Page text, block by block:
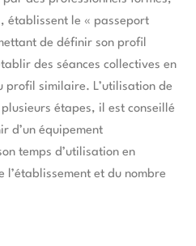
établissent le « passeport
de définir son profil
des séances collectives en
profil similaire. L’utilisation de
étapes, il est conseillé
d’un équipement
temps d’utilisation en
l’établissement et du nombre